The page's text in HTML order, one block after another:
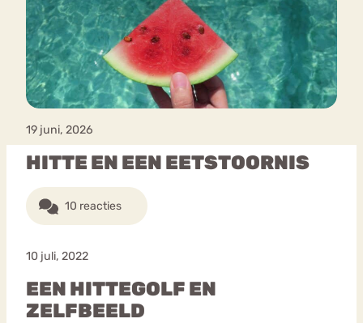
19 juni, 2026
HITTE EN EEN EETSTOORNIS
10 reacties
10 juli, 2022
EEN HITTEGOLF EN
ZELFBEELD
Chat
Forum
Bouli
mia
Nerv
osa
Eetstoornis Anorexia Nervosa
Eetbuien
Orthorexia
Afvallen Angst